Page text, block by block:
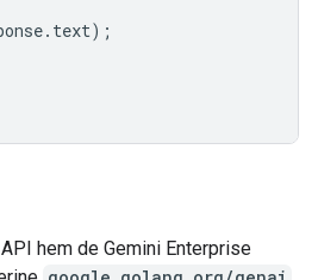
. text);
hem de Gemini Enterprise